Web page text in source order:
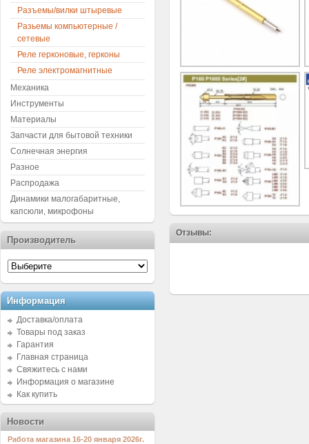
Отзывы:
Разъемы/вилки штыревые
Разьемы компьютерные /
сетевые
Реле герконовые, герконы
Реле электромагнитные
Механика
Инструменты
Материалы
Запчасти для бытовой техники
Солнечная энергия
Разное
Распродажа
Динамики малогабаритные,
капсюли, микрофоны
Производитель
Информация
Доставка/оплата
Товары под заказ
Гарантия
Главная страница
Свяжитесь с нами
Информация о магазине
Как купить
Новости
Работа магазина 16-20 января 2026г.